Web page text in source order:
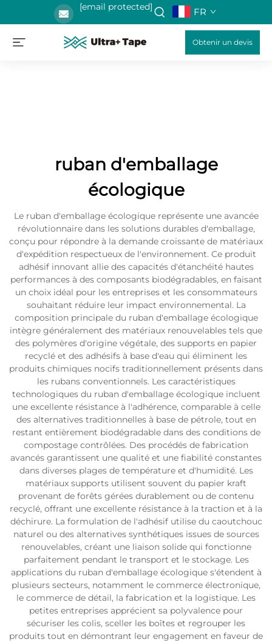
[email protected] FR
Obtenir un devis
ruban d'emballage
écologique
Le ruban d'emballage écologique représente une avancée
révolutionnaire dans les solutions durables d'emballage,
conçu pour répondre à la demande croissante de matériaux
d'expédition respectueux de l'environnement. Ce produit
adhésif innovant allie des capacités d'étanchéité hautes
performances à des composants biodégradables, en faisant
un choix idéal pour les entreprises et les consommateurs
souhaitant réduire leur impact environnemental. La
composition principale du ruban d'emballage écologique
intègre généralement des matériaux renouvelables tels que
des polymères d'origine végétale, des supports en papier
recyclé et des adhésifs à base d'eau qui éliminent les
produits chimiques nocifs traditionnellement présents dans
les rubans conventionnels. Les caractéristiques
technologiques du ruban d'emballage écologique incluent
une excellente résistance à l'adhérence, comparable à celle
des alternatives traditionnelles à base de pétrole, tout en
restant entièrement biodégradable dans des conditions de
compostage contrôlées. Des procédés de fabrication
avancés garantissent une qualité et une fiabilité constantes
dans diverses plages de température et d'humidité. Les
matériaux supports utilisent souvent du papier kraft
provenant de forêts gérées durablement ou de contenu
recyclé, offrant une excellente résistance à la traction et à la
déchirure. La formulation de l'adhésif utilise du caoutchouc
naturel ou des alternatives synthétiques issues de sources
renouvelables, créant une liaison solide qui fonctionne
parfaitement pendant le transport et le stockage. Les
applications du ruban d'emballage écologique s'étendent à
plusieurs secteurs, notamment le commerce électronique,
le commerce de détail, la fabrication et la logistique. Les
petites entreprises apprécient sa polyvalence pour
sécuriser les colis, sceller les boîtes et regrouper les
produits tout en démontrant leur engagement en faveur de